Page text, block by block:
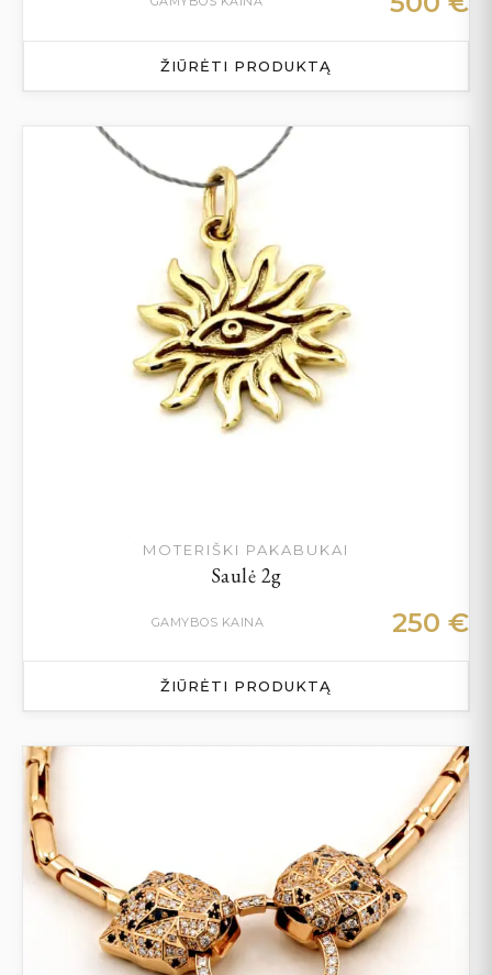
ŽIŪRĖTI PRODUKTĄ
MOTERIŠKI PAKABUKAI
Saulė 2g
GAMYBOS KAINA 250 €
ŽIŪRĖTI PRODUKTĄ